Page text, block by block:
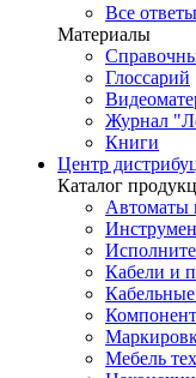
Все ответы
Материалы
Глоссарий
Журнал
Книги
Центр
Каталог
Автоматы
Кабели и
Мебель